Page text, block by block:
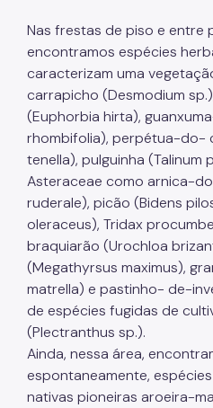
Nas frestas de piso e entre
encontramos espécies
caracterizam uma
carrapicho (Desmodium
(Euphorbia hirta),
rhombifolia), perpétua-do-
tenella), pulguinha (Talinum
Asteraceae como arnica-
ruderale), picão (Bidens
oleraceus), Tridax
braquiarão (Urochloa
(Megathyrsus maximus),
matrella) e pastinho- de-
de espécies fugidas de
(Plectranthus sp.).
Ainda, nessa área,
espontaneamente,
nativas pioneiras aroeira-